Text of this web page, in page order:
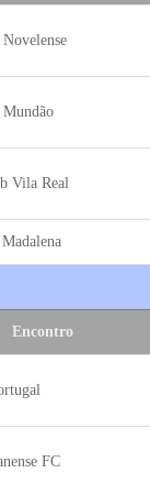
Vila Real
Encontro
FC